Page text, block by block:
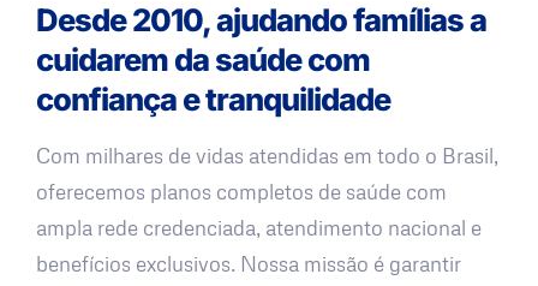
Desde 2010, ajudando famílias a
cuidarem da saúde com
confiança e tranquilidade
Com milhares de vidas atendidas em todo o Brasil,
oferecemos planos completos de saúde com
ampla rede credenciada, atendimento nacional e
benefícios exclusivos. Nossa missão é garantir